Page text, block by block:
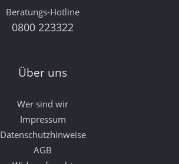
Beratungs-Hotline
0800 223322
Über uns
Wer sind wir
Impressum
Datenschutzhinweise
AGB